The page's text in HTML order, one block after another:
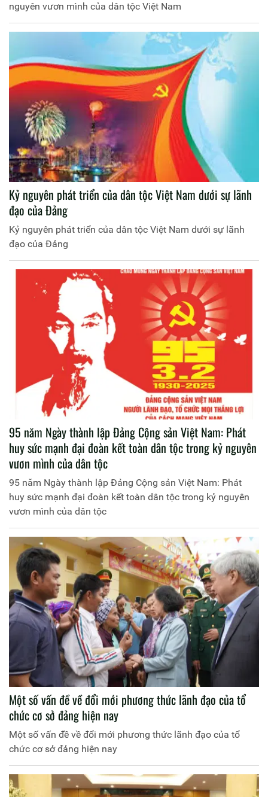
nguyên vươn mình của dân tộc Việt Nam
Kỷ nguyên phát triển của dân tộc Việt Nam dưới sự lãnh
đạo của Đảng
Kỷ nguyên phát triển của dân tộc Việt Nam dưới sự lãnh
đạo của Đảng
95 năm Ngày thành lập Đảng Cộng sản Việt Nam: Phát
huy sức mạnh đại đoàn kết toàn dân tộc trong kỷ nguyên
vươn mình của dân tộc
95 năm Ngày thành lập Đảng Cộng sản Việt Nam: Phát
huy sức mạnh đại đoàn kết toàn dân tộc trong kỷ nguyên
vươn mình của dân tộc
Một số vấn đề về đổi mới phương thức lãnh đạo của tổ
chức cơ sở đảng hiện nay
Một số vấn đề về đổi mới phương thức lãnh đạo của tổ
chức cơ sở đảng hiện nay